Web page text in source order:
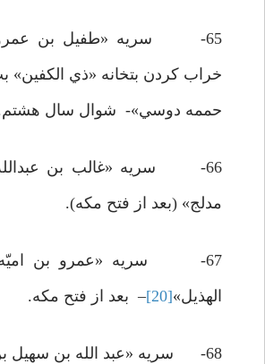
65- سريه «طفيل بن
خراب کردن بتخانه «ذي الکفين»
حممه دوسي»- شوال سال
66- سريه «غالب بن
مدلج» (بعد از فتح مکه).
67- سريه «عمرو بن
الهذيل»[20] – بعد از فتح مکه.
68- سريه «عبد الله بن سهيل